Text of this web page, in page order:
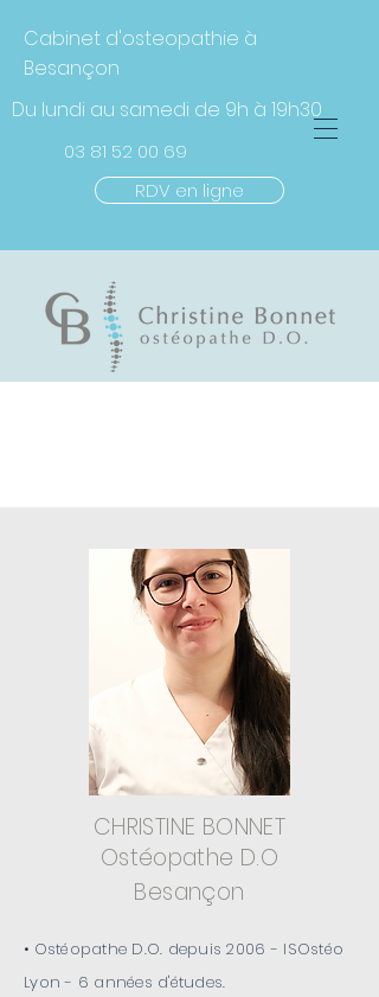
Cabinet d'osteopathie à
Besançon
Du lundi au samedi de 9h à 19h30
03 81 52 00 69
RDV en ligne
CHRISTINE BONNET
Ostéopathe D.O
Besançon
• Ostéopathe D.O. depuis 2006 - ISOstéo
Lyon - 6 années d'études.